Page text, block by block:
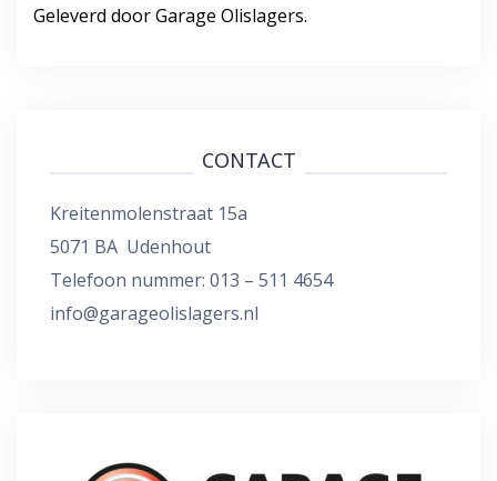
Geleverd door Garage Olislagers.
CONTACT
Kreitenmolenstraat 15a
5071 BA Udenhout
Telefoon nummer: 013 – 511 4654
info@garageolislagers.nl